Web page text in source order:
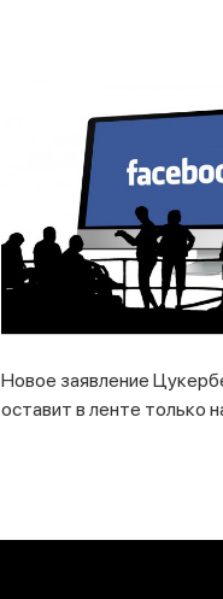
Новое заявление
оставит в ленте только